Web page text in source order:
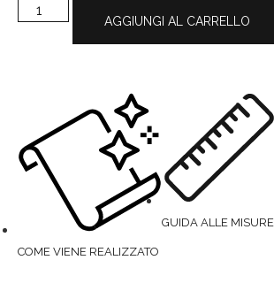
AGGIUNGI AL CARRELLO
COME VIENE REALIZZATO
GUIDA ALLE MISURE